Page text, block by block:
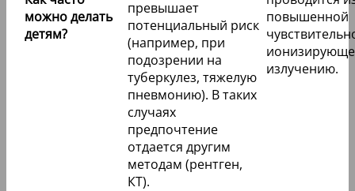
можно делать
детям?
превышает
потенциальный риск
(например, при
подозрении на
туберкулез, тяжелую
пневмонию). В таких
случаях
предпочтение
отдается другим
методам (рентген,
КТ).
повышенной
излучению.